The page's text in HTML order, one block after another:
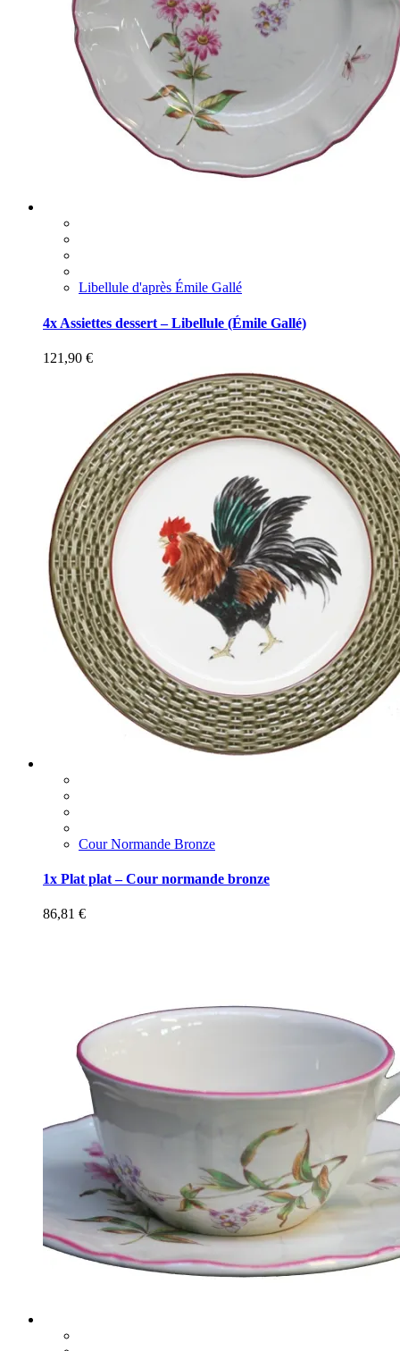
Libellule d'après Émile Gallé
4x Assiettes dessert – Libellule (Émile Gallé)
121,90 €
Cour Normande Bronze
1x Plat plat – Cour normande bronze
86,81 €